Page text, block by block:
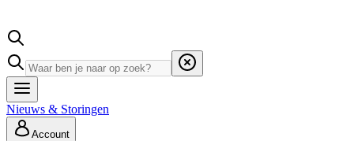
Nieuws & Storingen
Account